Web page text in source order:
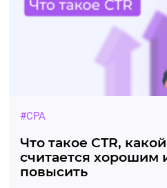
#CPA
Что такое CTR,
считается хорошим
повысить